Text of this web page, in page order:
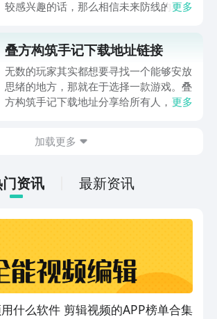
较感兴趣的话，那么相信未来防线的名字
关链接，在最近这款游戏的热度非常之
高，无论是先进前卫的背景设定，还是紧
张有趣的战斗玩法，都吸引着不少同学的
关注，你是否也想要提前进行预约，方便
更多
叠方构筑手记下载地址链接
无数的玩家其实都想要寻找一个能够安放
思绪的地方，那就在于选择一款游戏。叠
方构筑手记下载地址分享给所有人，这一
情。如果大家想要下载这款游戏，其实方
下游戏的主要乐趣吧。
更多
加载更多
资讯 最新资讯
什么软件 剪辑视频的APP榜单合集